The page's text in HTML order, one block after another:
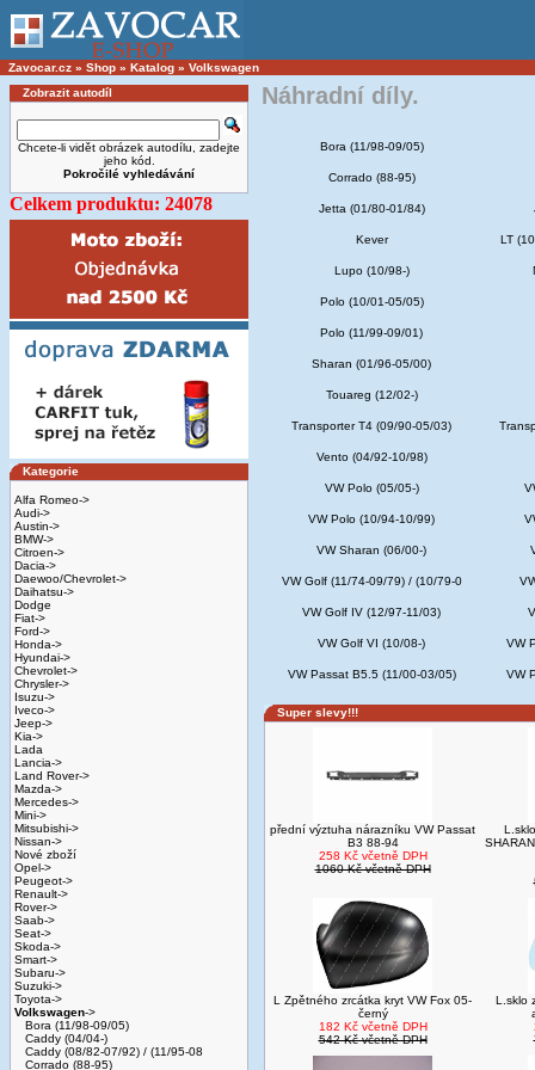
Zavocar.cz » Shop » Katalog » Volkswagen
Zobrazit autodíl
Chcete-li vidět obrázek autodílu, zadejte
jeho kód.
Pokročilé vyhledávání
Celkem produktu: 24078
Kategorie
Alfa Romeo->
Audi->
Austin->
BMW->
Citroen->
Dacia->
Daewoo/Chevrolet->
Daihatsu->
Dodge
Fiat->
Ford->
Honda->
Hyundai->
Chevrolet->
Chrysler->
Isuzu->
Iveco->
Jeep->
Kia->
Lada
Lancia->
Land Rover->
Mazda->
Mercedes->
Mini->
Mitsubishi->
Nissan->
Nové zboží
Opel->
Peugeot->
Renault->
Rover->
Saab->
Seat->
Skoda->
Smart->
Subaru->
Suzuki->
Toyota->
Volkswagen->
Bora (11/98-09/05)
Caddy (04/04-)
Caddy (08/82-07/92) / (11/95-08
Corrado (88-95)
Náhradní díly.
Bora (11/98-09/05)
Corrado (88-95)
Jetta (01/80-01/84)
Kever LT
Lupo (10/98-)
Polo (10/01-05/05)
Polo (11/99-09/01)
Sharan (01/96-05/00)
Touareg (12/02-)
Transporter T4 (09/90-05/03)
Vento (04/92-10/98)
VW Polo (05/05-)
VW Polo (10/94-10/99)
VW Sharan (06/00-)
VW Golf (11/74-09/79) / (10/79-0
VW Golf IV (12/97-11/03)
VW Golf VI (10/08-) VW
VW Passat B5.5 (11/00-03/05) VW
Super slevy!!!
přední výztuha nárazníku VW Passat
B3 88-94
258 Kč včetně DPH
1060 Kč včetně DPH
L Zpětného zrcátka kryt VW Fox 05-
černý
182 Kč včetně DPH
542 Kč včetně DPH
L.sklo